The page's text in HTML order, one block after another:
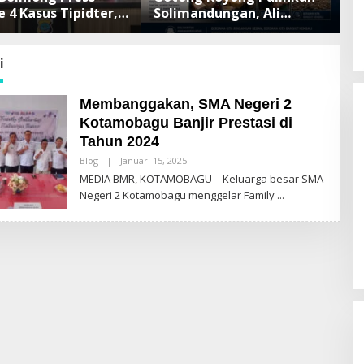
4 Kasus Tipidter,
Telah P21
Solimandungan, Ali
Mamonto Hadir Beri
Membanggakan, SMA Negeri 2
Kotamobagu Banjir Prestasi di
Tahun 2024
Blog | Januari 15, 2025O
E
H
MEDIA BMR, KOTAMOBAGU – Keluarga besar SMA
Negeri 2 Kotamobagu menggelar Family
Tegaskan Komitmen Kawal